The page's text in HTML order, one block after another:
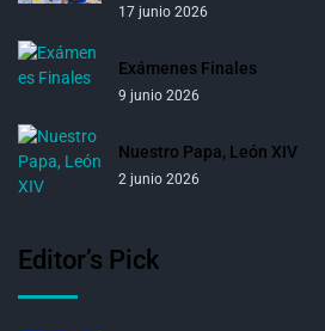
17 junio 2026
Exámenes Finales
9 junio 2026
Nuestro Papa, León XIV
2 junio 2026
Editor’s Pick